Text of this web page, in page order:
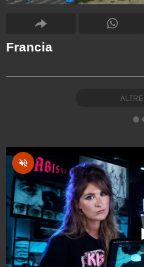
Francia
ALTRE